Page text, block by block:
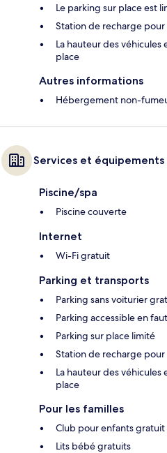
Le parking sur place est
Station de recharge
La hauteur des
place
Autres informations
Hébergement non-
Services et équipements
Piscine/spa
Piscine couverte
Internet
Wi-Fi gratuit
Parking et transports
Parking sans voiturier
Parking accessible en
Parking sur place limité
Station de recharge
La hauteur des
place
Pour les familles
Club pour enfants gratuit
Lits bébé gratuits